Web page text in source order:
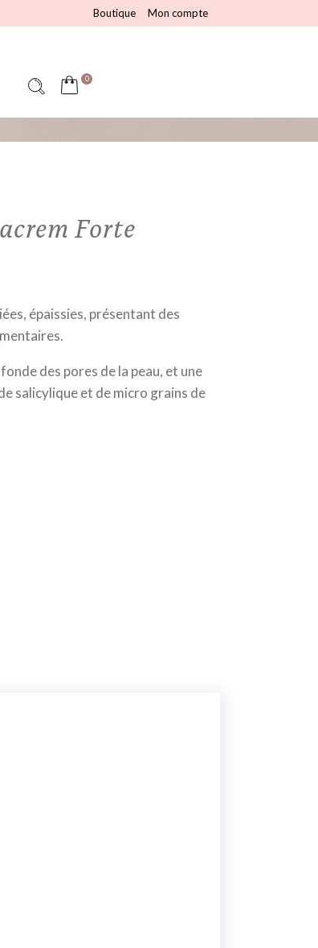
Boutique Mon compte
0
Forte
épaissies, présentant des
des pores de la peau, et une
salicylique et de micro grains de